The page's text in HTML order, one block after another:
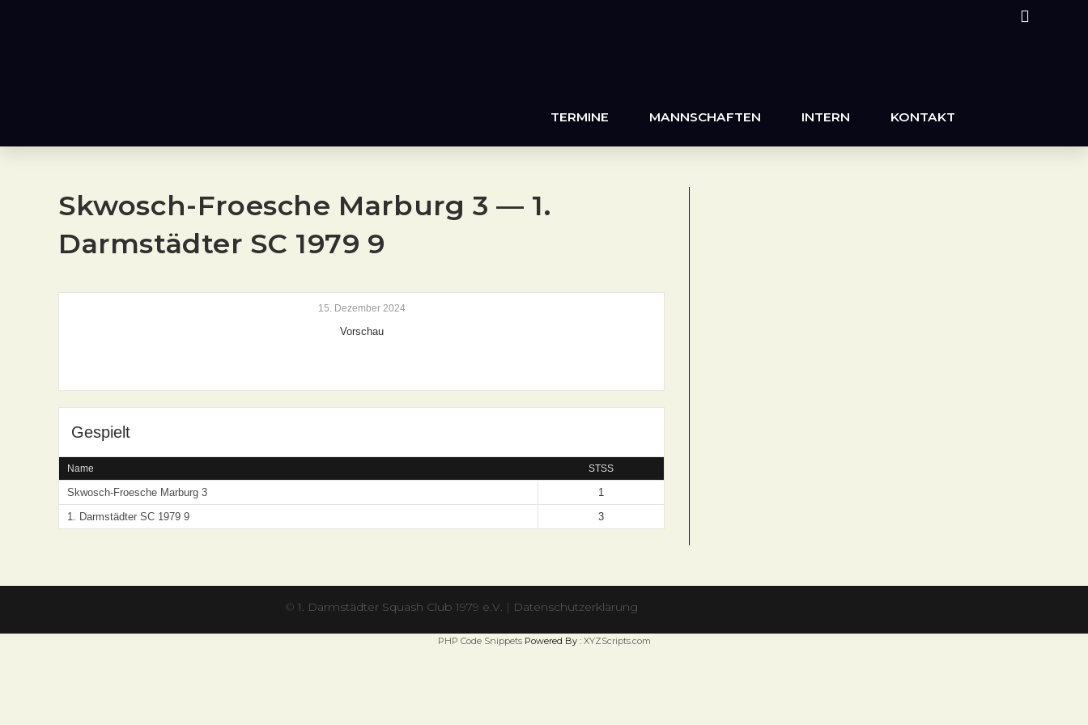
TERMINE MANNSCHAFTEN INTERN KONTAKT
Skwosch-Froesche Marburg 3 — 1.
Darmstädter SC 1979 9
15. Dezember 2024
Vorschau
Gespielt
Name STSS
Skwosch-Froesche Marburg 3
1
1. Darmstädter SC 1979 9
3
© 1. Darmstädter Squash Club 1979 e.V. | Datenschutzerklärung
PHP Code SnippetsPowered By : XYZScripts.com